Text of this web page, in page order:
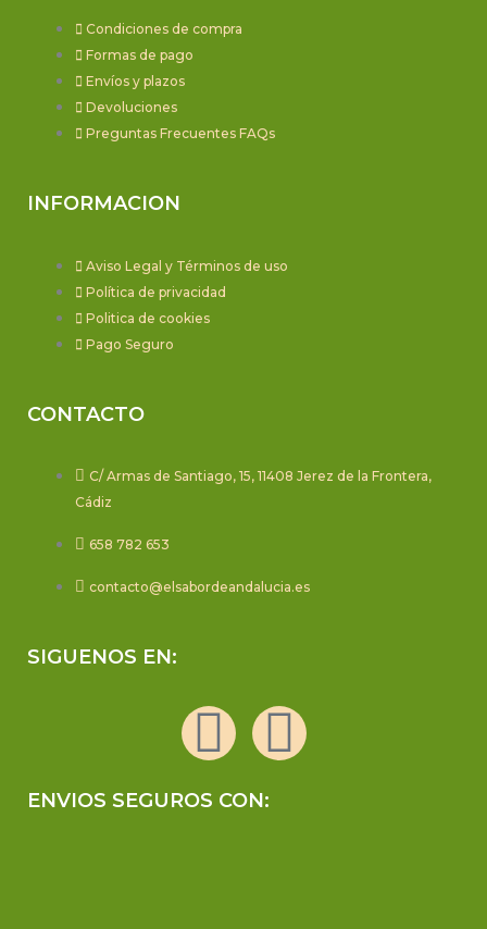
Condiciones de compra
Formas de pago
Envíos y plazos
Devoluciones
Preguntas Frecuentes FAQs
INFORMACION
Aviso Legal y Términos de uso
Política de privacidad
Politica de cookies
Pago Seguro
CONTACTO
C/ Armas de Santiago, 15, 11408 Jerez de la Frontera,
Cádiz
658 782 653
contacto@elsabordeandalucia.es
SIGUENOS EN:
F
a
I
ENVIOS SEGUROS CON: